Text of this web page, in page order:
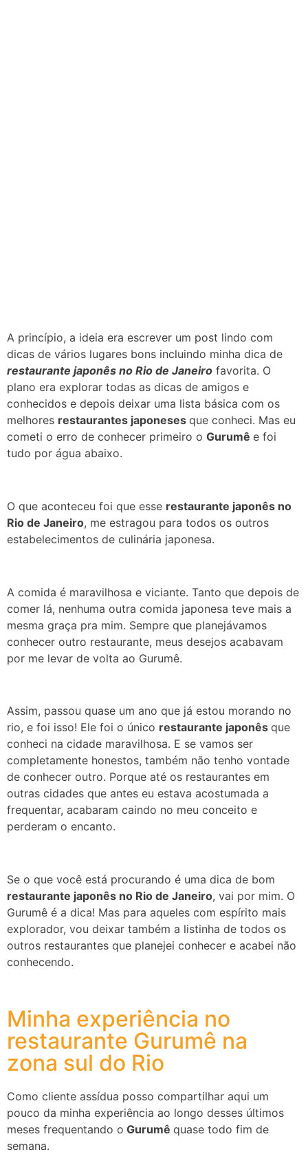
A princípio, a ideia era escrever um post lindo com
dicas de vários lugares bons incluindo minha dica de
restaurante japonês no Rio de Janeiro favorita. O
plano era explorar todas as dicas de amigos e
conhecidos e depois deixar uma lista básica com os
melhores restaurantes japoneses que conheci. Mas eu
cometi o erro de conhecer primeiro o Gurumê e foi
tudo por água abaixo.
O que aconteceu foi que esse restaurante japonês no
Rio de Janeiro, me estragou para todos os outros
estabelecimentos de culinária japonesa.
A comida é maravilhosa e viciante. Tanto que depois de
comer lá, nenhuma outra comida japonesa teve mais a
mesma graça pra mim. Sempre que planejávamos
conhecer outro restaurante, meus desejos acabavam
por me levar de volta ao Gurumê.
Assim, passou quase um ano que já estou morando no
rio, e foi isso! Ele foi o único restaurante japonês que
conheci na cidade maravilhosa. E se vamos ser
completamente honestos, também não tenho vontade
de conhecer outro. Porque até os restaurantes em
outras cidades que antes eu estava acostumada a
frequentar, acabaram caindo no meu conceito e
perderam o encanto.
Se o que você está procurando é uma dica de bom
restaurante japonês no Rio de Janeiro, vai por mim. O
Gurumê é a dica! Mas para aqueles com espírito mais
explorador, vou deixar também a listinha de todos os
outros restaurantes que planejei conhecer e acabei não
conhecendo.
Minha experiência no
restaurante Gurumê na
zona sul do Rio
Como cliente assídua posso compartilhar aqui um
pouco da minha experiência ao longo desses últimos
meses frequentando o Gurumê quase todo fim de
semana.